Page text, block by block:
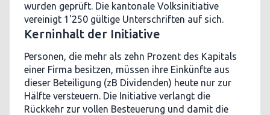
wurden geprüft. Die kantonale Volksinitiative
vereinigt 1'250 gültige Unterschriften auf sich.
Kerninhalt der Initiative
Personen, die mehr als zehn Prozent des Kapitals
einer Firma besitzen, müssen ihre Einkünfte aus
dieser Beteiligung (zB Dividenden) heute nur zur
Hälfte versteuern. Die Initiative verlangt die
Rückkehr zur vollen Besteuerung und damit die